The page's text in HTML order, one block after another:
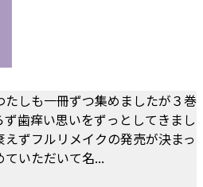
しも一冊ずつ集めましたが３巻
歯痒い思いをずっとしてきまし
ずフルリメイクの発売が決まっ
いただいて名...